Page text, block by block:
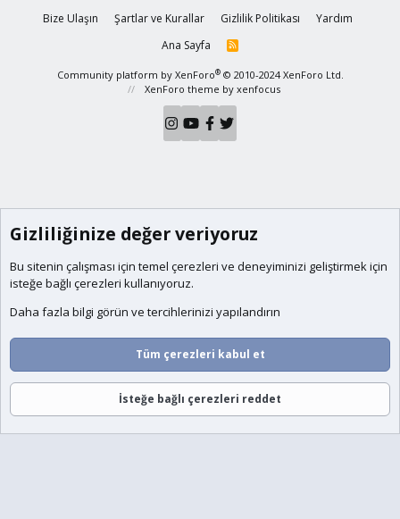
Bize Ulaşın
Şartlar ve Kurallar Gizlilik Politikası
Yardım
Ana Sayfa
R
S
Community platform by XenForo® © 2010-2024 XenForo Ltd.
XenForo theme by xenfocus
Gizliliğinize değer veriyoruz
Bu sitenin çalışması için temel çerezleri ve deneyiminizi geliştirmek için
isteğe bağlı çerezleri kullanıyoruz.
Daha fazla bilgi görün ve tercihlerinizi yapılandırın
Tüm çerezleri kabul et
İsteğe bağlı çerezleri reddet